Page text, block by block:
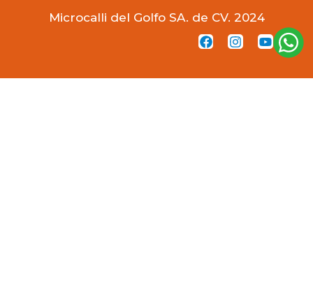
Microcalli del Golfo SA. de CV. 2024